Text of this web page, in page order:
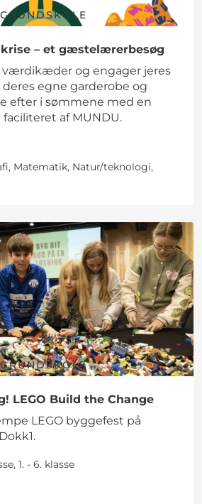
GRUNDSKOLE
– et gæstelærerbesøg
værdikæder og engager jeres
egne garderobe og
efter i sømmene med en
af MUNDU.
Matematik, Natur/teknologi,
GRUNDSKOLE
LEGO Build the Change
LEGO byggefest på
1. - 6. klasse